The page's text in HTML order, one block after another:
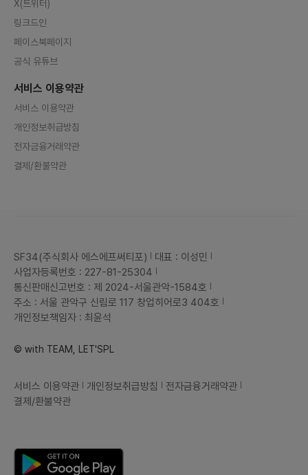
X(트위터)
링크드인
페이스북페이지
공식 유튜브
서비스 이용약관
서비스 이용약관
개인정보취급방침
전자금융거래약관
결제/환불약관
SF34(주식회사 에스에프써티포)
대표 : 이성민
사업자등록번호 : 227-81-25304
통신판매신고번호 : 제 2024-서울관악-1584호
주소 : 서울 관악구 신림로 117 창업히어로3 404호
개인정보책임자 : 최윤석
© with TEAM, LET'SPL
서비스 이용약관 개인정보취급방침
전자금융거래약관
결제/환불약관